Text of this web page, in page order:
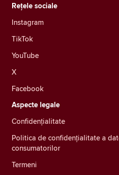
Rețele sociale
Instagram
TikTok
YouTube
X
Facebook
Aspecte legale
Confidenţialitate
Politica de confidențialitate a
consumatorilor
Termeni